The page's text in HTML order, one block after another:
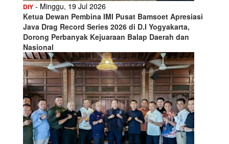
DIY - Minggu, 19 Jul 2026
Ketua Dewan Pembina IMI Pusat Bamsoet Apresiasi
Java Drag Record Series 2026 di D.I Yogyakarta,
Dorong Perbanyak Kejuaraan Balap Daerah dan
Nasional